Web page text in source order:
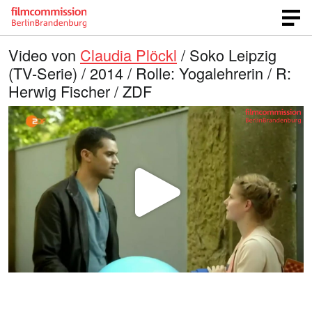
Video von Claudia Plöckl / Soko Leipzig
(TV-Serie) / 2014 / Rolle: Yogalehrerin / R:
Herwig Fischer / ZDF
V
i